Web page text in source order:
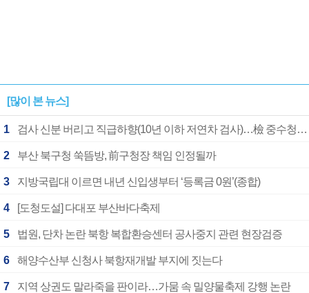
[많이 본 뉴스]
1 검사 신분 버리고 직급하향(10년 이하 저연차 검사)…檢 중수청행 기피
2 부산 북구청 쑥뜸방, 前구청장 책임 인정될까
3 지방국립대 이르면 내년 신입생부터 ‘등록금 0원’(종합)
4 [도청도설] 다대포 부산바다축제
5 법원, 단차 논란 북항 복합환승센터 공사중지 관련 현장검증
6 해양수산부 신청사 북항재개발 부지에 짓는다
7 지역 상권도 말라죽을 판이라…가뭄 속 밀양물축제 강행 논란